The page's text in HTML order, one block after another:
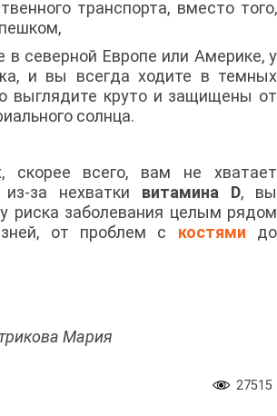
транспорта, вместо того,
в северной Европе или Америке, у
и вы всегда ходите в темных
выглядите круто и защищены от
солнца.
скорее всего, вам не хватает
за нехватки витамина D, вы
риска заболевания целым рядом
от проблем с костями до
Мария
27515